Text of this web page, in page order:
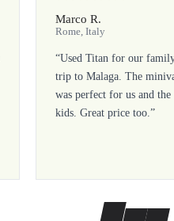
Marco R.
Rome, Italy
“Used Titan for our
trip to Malaga. The
was perfect for us and the
kids. Great price too.”